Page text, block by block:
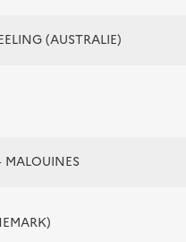
(AUSTRALIE)
MALOUINES